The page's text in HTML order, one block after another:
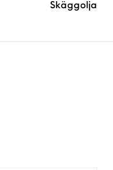
Skäggolja